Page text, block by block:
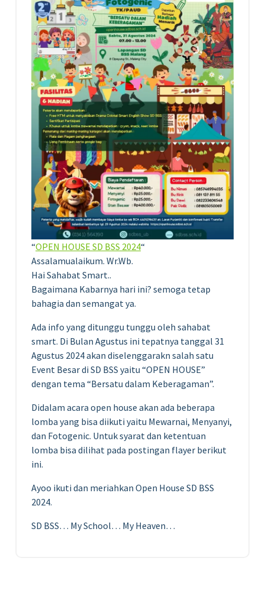
“OPEN HOUSE SD BSS 2024“
Assalamualaikum. Wr.Wb.
Hai Sahabat Smart..
Bagaimana Kabarnya hari ini? semoga tetap
bahagia dan semangat ya.
Ada info yang ditunggu tunggu oleh sahabat
smart. Di Bulan Agustus ini tepatnya tanggal 31
Agustus 2024 akan diselenggarakn salah satu
Event Besar di SD BSS yaitu “OPEN HOUSE”
dengan tema “Bersatu dalam Keberagaman”.
Didalam acara open house akan ada beberapa
lomba yang bisa diikuti yaitu Mewarnai, Menyanyi,
dan Fotogenic. Untuk syarat dan ketentuan
lomba bisa dilihat pada postingan flayer berikut
ini.
Ayoo ikuti dan meriahkan Open House SD BSS
2024.
SD BSS… My School… My Heaven…